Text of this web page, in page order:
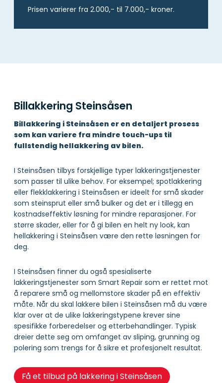
Prisen varierer fra 2.000,- til 7.000,- kroner.
Billakkering Steinsåsen
Billakkering i Steinsåsen er en detaljert prosess
som kan variere fra mindre touch-ups til
fullstendig hellakkering av bilen.
I Steinsåsen tilbys forskjellige typer lakkeringstjenester
som passer til ulike behov. For eksempel; spotlakkering
eller flekklakkering i Steinsåsen er ideelt for små skader
som steinsprut eller små bulker og det er i tillegg en
kostnadseffektiv løsning for mindre reparasjoner. For
større skader, eller for å gi bilen en helt ny look, kan
hellakkering i Steinsåsen være den rette løsningen for
deg.
I Steinsåsen finner du også spesialiserte
lakkeringstjenester som Smart Repair som er rettet mot
å reparere små og mellomstore skader på en effektiv
måte. Når du skal lakkere bilen i Steinsåsen må du være
klar over at de ulike lakkeringstypene krever sine
spesifikke forberedelser og etterbehandlinger. Typisk
dreier dette seg om omfanget av sliping, grunning og
polering som trengs for å sikre et profesjonelt resultat.
Få et tilbud på lakkering i Steinsåsen